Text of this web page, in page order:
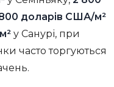
доларів США/м²
у Санурі, при
часто торгуються